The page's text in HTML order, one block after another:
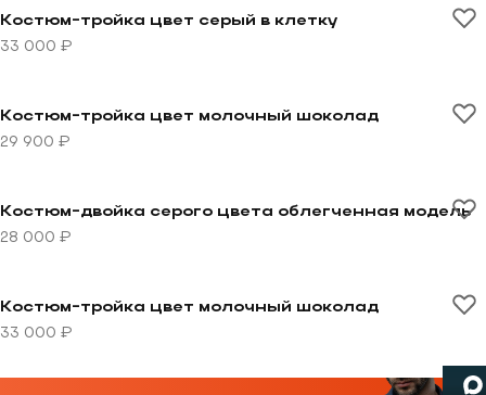
Перейти к товару Костюм-тройка цвет серый в
Костюм-тройка цвет серый в клетку
33 000 ₽
Перейти к товару Костюм-тройка цвет молочный
Костюм-тройка цвет молочный шоколад
29 900 ₽
Перейти к товару Костюм-двойка серого цвета
Костюм-двойка серого цвета облегченная модель
28 000 ₽
Перейти к товару Костюм-тройка цвет молочный
Костюм-тройка цвет молочный шоколад
33 000 ₽